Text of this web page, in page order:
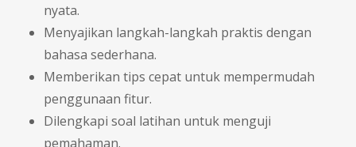
nyata.
Menyajikan langkah-langkah praktis dengan
bahasa sederhana.
Memberikan tips cepat untuk mempermudah
penggunaan fitur.
Dilengkapi soal latihan untuk menguji
pemahaman.